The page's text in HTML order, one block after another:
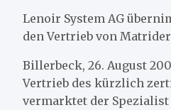
Lenoir System AG
den Vertrieb von
Billerbeck, 26. August
Vertrieb des kürzlich
vermarktet der